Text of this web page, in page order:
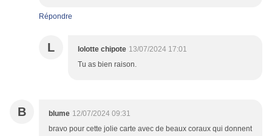
Répondre
L lolotte chipote 13/07/2024 17:01
Tu as bien raison.
B blume 12/07/2024 09:31
bravo pour cette jolie carte avec de beaux coraux qui donnent